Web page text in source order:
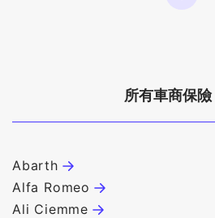
所有車商保險
Abarth
Alfa Romeo
Ali Ciemme